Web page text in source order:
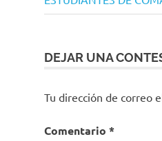
entradas
DEJAR UNA
Tu dirección de correo
Comentario *